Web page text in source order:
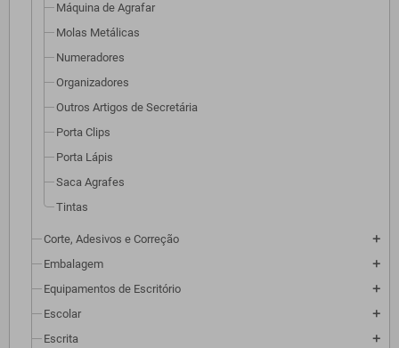
Máquina de Agrafar
Molas Metálicas
Numeradores
Organizadores
Outros Artigos de Secretária
Porta Clips
Porta Lápis
Saca Agrafes
Tintas
Corte, Adesivos e Correção add
Embalagem add
Equipamentos de Escritório add
Escolar add
Escrita add